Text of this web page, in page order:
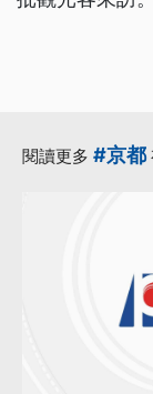
閱讀更多 #京都